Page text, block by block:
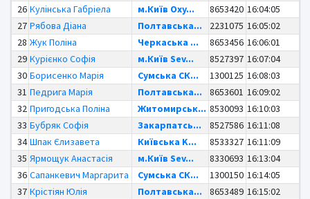
26 Кулінська Габріела м.Київ Oxy... 8653420 16:04:05
27 Рябова Діана Полтавська... 2231075 16:05:02
28 Жук Поліна Черкаська ... 8653456 16:06:01
29 Курієнко Софія м.Київ Sev... 8527397 16:07:04
30 Борисенко Марія Сумська СК... 1300125 16:08:03
31 Педрига Марія Полтавська... 8653601 16:09:02
32 Пригодська Поліна Житомирськ... 8530093 16:10:03
33 Бубряк Софія Закарпатсь... 8527586 16:11:08
34 Шпак Єлизавета Київська K... 8533327 16:11:09
35 Ярмощук Анастасія м.Київ Sev... 8330693 16:13:04
36 Сапанкевич Маргарита Сумська СК... 1300150 16:14:05
37 Крістіян Юлія Полтавська... 8653489 16:15:02